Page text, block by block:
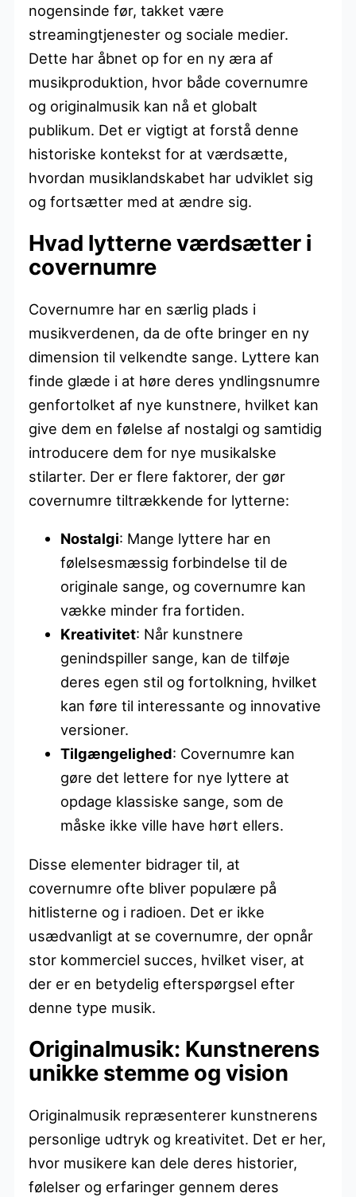
nogensinde før, takket være
streamingtjenester og sociale medier.
Dette har åbnet op for en ny æra af
musikproduktion, hvor både covernumre
og originalmusik kan nå et globalt
publikum. Det er vigtigt at forstå denne
historiske kontekst for at værdsætte,
hvordan musiklandskabet har udviklet sig
og fortsætter med at ændre sig.
Hvad lytterne værdsætter i
covernumre
Covernumre har en særlig plads i
musikverdenen, da de ofte bringer en ny
dimension til velkendte sange. Lyttere kan
finde glæde i at høre deres yndlingsnumre
genfortolket af nye kunstnere, hvilket kan
give dem en følelse af nostalgi og samtidig
introducere dem for nye musikalske
stilarter. Der er flere faktorer, der gør
covernumre tiltrækkende for lytterne:
Nostalgi: Mange lyttere har en
følelsesmæssig forbindelse til de
originale sange, og covernumre kan
vække minder fra fortiden.
Kreativitet: Når kunstnere
genindspiller sange, kan de tilføje
deres egen stil og fortolkning, hvilket
kan føre til interessante og innovative
versioner.
Tilgængelighed: Covernumre kan
gøre det lettere for nye lyttere at
opdage klassiske sange, som de
måske ikke ville have hørt ellers.
Disse elementer bidrager til, at
covernumre ofte bliver populære på
hitlisterne og i radioen. Det er ikke
usædvanligt at se covernumre, der opnår
stor kommerciel succes, hvilket viser, at
der er en betydelig efterspørgsel efter
denne type musik.
Originalmusik: Kunstnerens
unikke stemme og vision
Originalmusik repræsenterer kunstnerens
personlige udtryk og kreativitet. Det er her,
hvor musikere kan dele deres historier,
følelser og erfaringer gennem deres